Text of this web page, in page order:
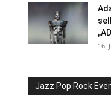
16.
Jazz Pop Rock